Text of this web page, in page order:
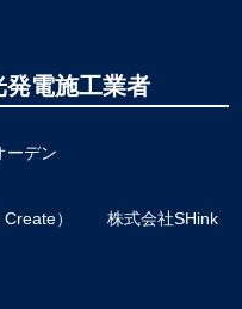
発電施工業者
ーデン
） 株式会社SHink